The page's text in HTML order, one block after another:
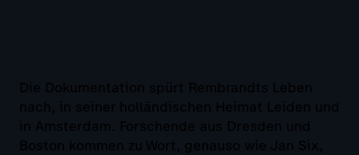
Die Dokumentation spürt Rembrandts Leben
nach, in seiner holländischen Heimat Leiden und
in Amsterdam. Forschende aus Dresden und
Boston kommen zu Wort, genauso wie Jan Six,